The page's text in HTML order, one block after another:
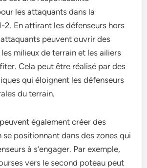
les attaquants dans la
En attirant les défenseurs hors
peuvent ouvrir des
milieux de terrain et les ailiers
Cela peut être réalisé par des
qui éloignent les défenseurs
du terrain.
également créer des
positionnant dans des zones qui
à s’engager. Par exemple,
vers le second poteau peut